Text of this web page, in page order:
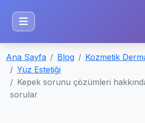
Ana Sayfa Blog
Kozmetik
Yüz Estetiği
Kepek sorunu çözümleri
sorular